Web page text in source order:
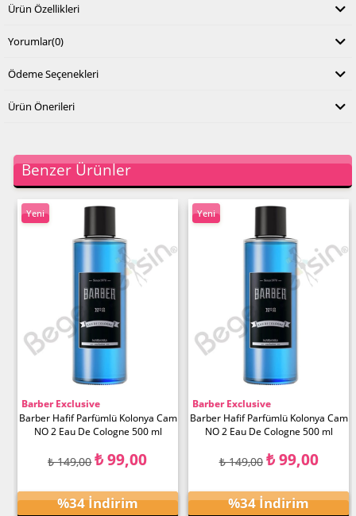
Ürün Özellikleri
Yorumlar(0)
Ödeme Seçenekleri
Ürün Önerileri
Benzer Ürünler
Barber Exclusive
Barber Hafif Parfümlü Kolonya Cam
NO 2 Eau De Cologne 500 ml
₺ 99,00
₺ 149,00
Ürünü İncele
%34İndirim
Yeni
Barber Exclusive
Barber Hafif Parfümlü Kolonya Cam
NO 2 Eau De Cologne 500 ml
₺ 99,00
₺ 149,00
Ürünü İncele
%34İndirim
Yeni